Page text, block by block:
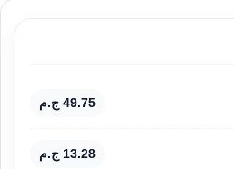
49.75 ج.م
13.28 ج.م